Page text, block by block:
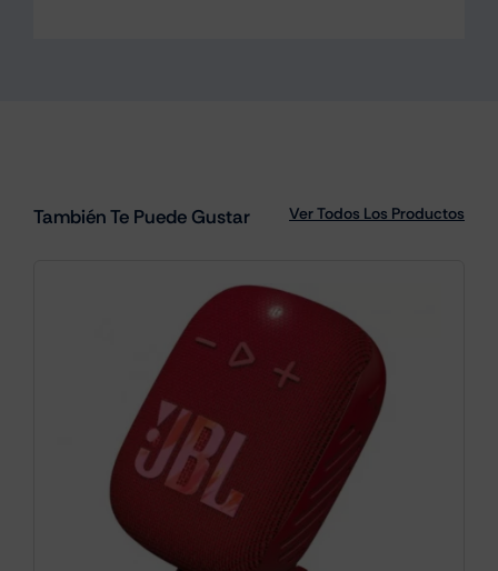
También Te Puede Gustar Ver Todos Los Productos